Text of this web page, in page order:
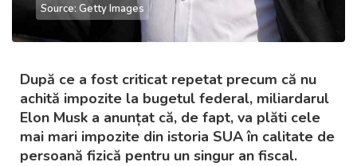
Source: Getty Images
După ce a fost criticat repetat precum că nu
achită impozite la bugetul federal, miliardarul
Elon Musk a anunțat că, de fapt, va plăti cele
mai mari impozite din istoria SUA în calitate de
persoană fizică pentru un singur an fiscal.